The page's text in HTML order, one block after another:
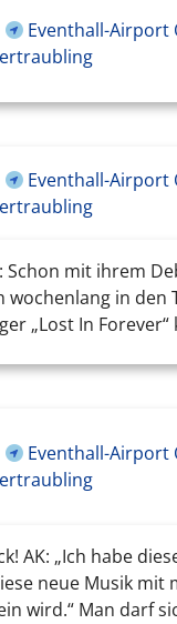
Eventhall-Airport
Eventhall-Airport
mit ihrem
wochenlang in
„Lost In Forever“
Eventhall-Airport
AK: „Ich habe
neue Musik
wird.“ Man darf